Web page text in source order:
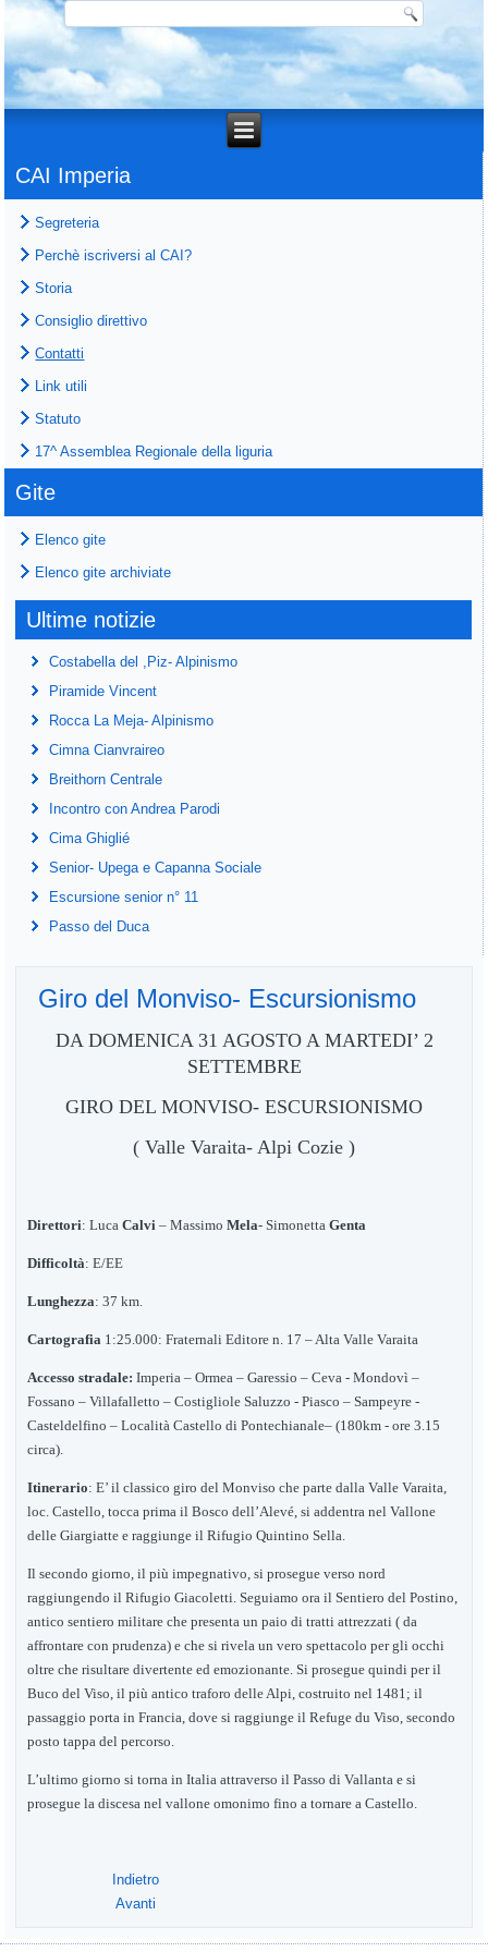
CAI Imperia
Segreteria
Perchè iscriversi al CAI?
Storia
Consiglio direttivo
Contatti
Link utili
Statuto
17^ Assemblea Regionale della liguria
Gite
Elenco gite
Elenco gite archiviate
Ultime notizie
Costabella del ,Piz- Alpinismo
Piramide Vincent
Rocca La Meja- Alpinismo
Cimna Cianvraireo
Breithorn Centrale
Incontro con Andrea Parodi
Cima Ghiglié
Senior- Upega e Capanna Sociale
Escursione senior n° 11
Passo del Duca
Giro del Monviso- Escursionismo
DA DOMENICA 31 AGOSTO A MARTEDI’ 2
SETTEMBRE
GIRO DEL MONVISO- ESCURSIONISMO
( Valle Varaita- Alpi Cozie )
Direttori: LucaCalvi –MassimoMela- SimonettaGenta
Difficoltà: E/EE
Lunghezza: 37 km.
Cartografia 1:25.000: Fraternali Editore n. 17 – Alta Valle Varaita
Accesso stradale: Imperia – Ormea – Garessio – Ceva - Mondovì –
Fossano – Villafalletto – Costigliole Saluzzo - Piasco – Sampeyre -
Casteldelfino –Località Castello di Pontechianale– (180km - ore 3.15
circa).
Itinerario:E’ il classico giro del Monviso che parte dalla Valle Varaita,
loc. Castello, tocca prima il Bosco dell’Alevé, si addentra nel Vallone
delle Giargiatte e raggiunge il Rifugio Quintino Sella.
Il secondo giorno, il più impegnativo, si prosegue verso nord
raggiungendo il Rifugio Giacoletti.Seguiamo orail Sentiero del Postino,
antico sentiero militareche presenta un paio di tratti attrezzati ( da
affrontare con prudenza) echesi rivela un vero spettacolo per gli occhi
oltre cherisultaredivertente ed emozionante. Si prosegue quindi per il
Buco del Viso, il più antico traforo delle Alpi, costruito nel 1481; il
passaggio porta in Francia, dove si raggiunge il Refuge du Viso, secondo
posto tappa del percorso.
L’ultimo giorno si torna in Italia attraverso il Passo di Vallanta e si
prosegue la discesa nel vallone omonimo fino a tornare a Castello.
Indietro
Avanti